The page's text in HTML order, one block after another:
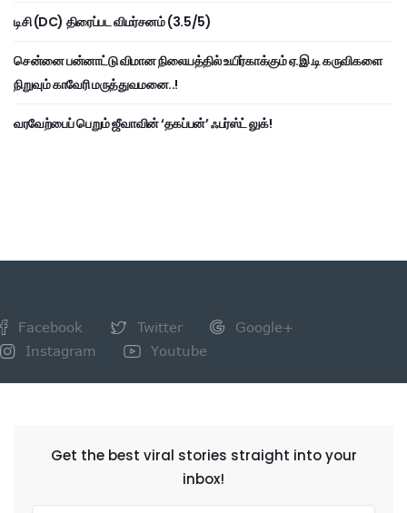
டிசி (DC) திரைப்பட விமர்சனம் (3.5/5)
சென்னை பன்னாட்டு விமான நிலையத்தில் உயிர்காக்கும் ஏ.இ.டி கருவிகளை
நிறுவும் காவேரி மருத்துவமனை..!
வரவேற்பைப் பெறும் ஜீவாவின் ‘தகப்பன்’ ஃபர்ஸ்ட் லுக்!
Facebook Twitter
Google+
Instagram
Youtube
Get the best viral stories straight into your
inbox!